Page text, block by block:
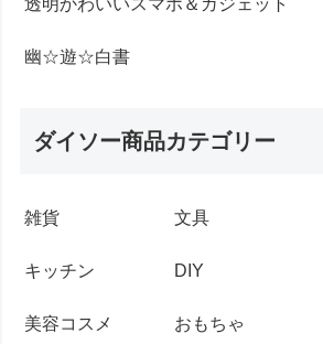
透明かわいいスマホ＆ガジェット
幽☆遊☆白書
ダイソー商品カテゴリー
雑貨 文具
キッチン DIY
美容コスメ おもちゃ